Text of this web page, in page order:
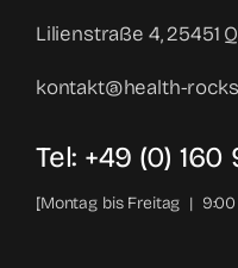
Lilienstraße 4, 25451
kontakt@health-
Tel: +49 (0) 160
[Montag bis Freitag | 9:00